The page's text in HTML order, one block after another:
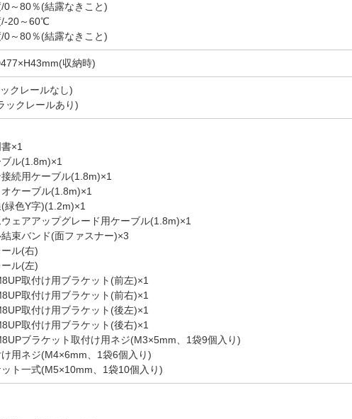
0～80％(結露なきこと)
/-20～60℃
0～80％(結露なきこと)
収納時)
クレールなし)
ックレールあり)
×1
ル(1.8m)×1
続用ケーブル(1.8m)×1
ケーブル(1.8m)×1
緑色Y字)(1.2m)×1
ェアアップグレード用ケーブル(1.8m)×1
束バンド(面ファスナー)×3
ル(右)
ル(左)
取付け用ブラケット(前左)×1
取付け用ブラケット(前右)×1
取付け用ブラケット(後左)×1
取付け用ブラケット(後右)×1
ブラケット取付け用ネジ(M3×5mm、1袋9個入り)
用ネジ(M4×6mm、1袋6個入り)
ト一式(M5×10mm、1袋10個入り)